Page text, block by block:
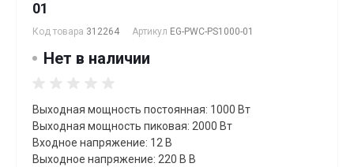
01
Код товара 312264 Артикул EG-PWC-PS1000-01
Нет в наличии
Выходная мощность постоянная: 1000 Вт
Выходная мощность пиковая: 2000 Вт
Входное напряжение: 12 В
Выходное напряжение: 220 В В